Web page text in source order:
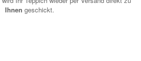
Ihnen geschickt.